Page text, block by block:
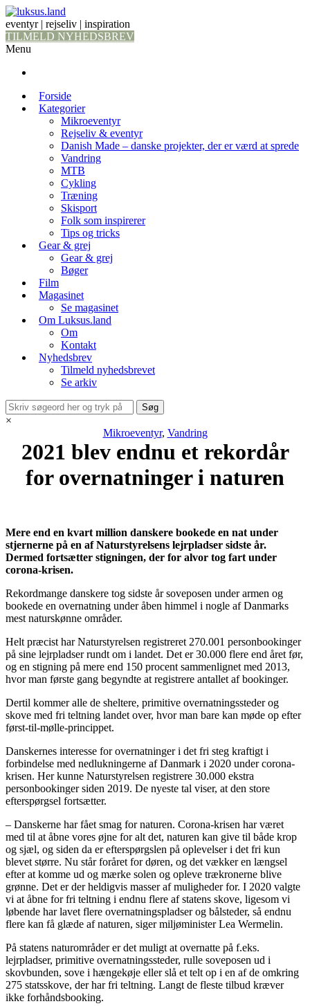
eventyr | rejseliv | inspiration
TILMELD NYHEDSBREV
Menu
Forside
Kategorier
Mikroeventyr
Rejseliv & eventyr
Danish Made – danske projekter, der er værd at sprede
Vandring
MTB
Cykling
Træning
Skisport
Folk som inspirerer
Tips og tricks
Gear & grej
Gear & grej
Bøger
Film
Magasinet
Se magasinet
Om Luksus.land
Om
Kontakt
Nyhedsbrev
Tilmeld nyhedsbrevet
Se arkiv
×
Mikroeventyr, Vandring
2021 blev endnu et rekordår
for overnatninger i naturen
Mere end en kvart million danskere bookede en nat under
stjernerne på en af Naturstyrelsens lejrpladser sidste år.
Dermed fortsætter stigningen, der for alvor tog fart under
corona-krisen.
Rekordmange danskere tog sidste år soveposen under armen og
bookede en overnatning under åben himmel i nogle af Danmarks
mest naturskønne områder.
Helt præcist har Naturstyrelsen registreret 270.001 personbookinger
på sine lejrpladser rundt om i landet. Det er 30.000 flere end året før,
og en stigning på mere end 150 procent sammenlignet med 2013,
hvor man første gang begyndte at registrere antallet af bookinger.
Dertil kommer alle de sheltere, primitive overnatningssteder og
skove med fri teltning landet over, hvor man bare kan møde op efter
først-til-mølle-princippet.
Danskernes interesse for overnatninger i det fri steg kraftigt i
forbindelse med nedlukningerne af Danmark i 2020 under corona-
krisen. Her kunne Naturstyrelsen registrere 30.000 ekstra
personbookinger siden 2019. De nyeste tal viser, at den store
efterspørgsel fortsætter.
– Danskerne har fået smag for naturen. Corona-krisen har været
med til at åbne vores øjne for alt det, naturen kan give til både krop
og sjæl, og siden da er efterspørgslen på oplevelser i det fri kun
blevet større. Nu står foråret for døren, og det vækker en længsel
efter at komme ud og mærke solen og opleve trækronerne blive
grønne. Det er der heldigvis masser af muligheder for. I 2020 valgte
vi at åbne for fri teltning i endnu flere af statens skove, ligesom vi
løbende har lavet flere overnatningspladser og bålsteder, så endnu
flere kan få glæde af naturen, siger miljøminister Lea Wermelin.
På statens naturområder er det muligt at overnatte på f.eks.
lejrpladser, primitive overnatningssteder, rulle soveposen ud i
skovbunden, sove i hængekøje eller slå et telt op i en af de omkring
275 statsskove, der har fri teltning. Langt de fleste tilbud kræver
ikke forhåndsbooking.